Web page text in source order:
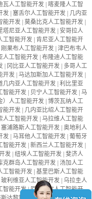
瓦人工智能开发 | 喀麦隆人工智
发 | 塞舌尔人工智能开发 | 几内亚
能开发 | 莫桑比克人工智能开发 |
塔尼亚人工智能开发 | 安哥拉人
工智能开发 | 肯尼亚人工智能开
刚果布人工智能开发 | 津巴布韦人
人工智能开发 | 布隆迪人工智能
| 冈比亚人工智能开发 | 多哥人工
开发 | 马达加斯加人工智能开发 |
几内亚人工智能开发 | 利比里亚
智能开发 | 贝宁人工智能开发 | 马
）人工智能开发 | 博茨瓦纳人工
能开发 | 几内亚比绍人工智能开
人工智能开发 | 马拉维人工智能
塞浦路斯人工智能开发 | 奥地利人
发 | 马耳他人工智能开发 | 葡萄牙
智能开发 | 新西兰人工智能开发 |
发 | 纽埃人工智能开发 | 斐济人
克群岛人工智能开发 | 汤加人工
工智能开发 | 基里巴斯人工智能
玻利维亚人工智能开发 | 乌拉圭人
智能开发|厄瓜多尔人工智能开